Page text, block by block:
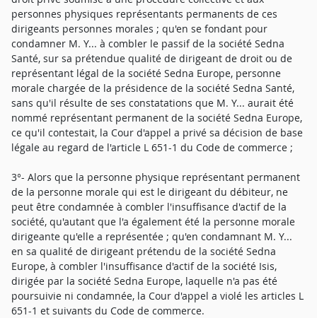
personnes physiques représentants permanents de ces
dirigeants personnes morales ; qu'en se fondant pour
condamner M. Y... à combler le passif de la société Sedna
Santé, sur sa prétendue qualité de dirigeant de droit ou de
représentant légal de la société Sedna Europe, personne
morale chargée de la présidence de la société Sedna Santé,
sans qu'il résulte de ses constatations que M. Y... aurait été
nommé représentant permanent de la société Sedna Europe,
ce qu'il contestait, la Cour d'appel a privé sa décision de base
légale au regard de l'article L 651-1 du Code de commerce ;
3°- Alors que la personne physique représentant permanent
de la personne morale qui est le dirigeant du débiteur, ne
peut être condamnée à combler l'insuffisance d'actif de la
société, qu'autant que l'a également été la personne morale
dirigeante qu'elle a représentée ; qu'en condamnant M. Y...
en sa qualité de dirigeant prétendu de la société Sedna
Europe, à combler l'insuffisance d'actif de la société Isis,
dirigée par la société Sedna Europe, laquelle n'a pas été
poursuivie ni condamnée, la Cour d'appel a violé les articles L
651-1 et suivants du Code de commerce.